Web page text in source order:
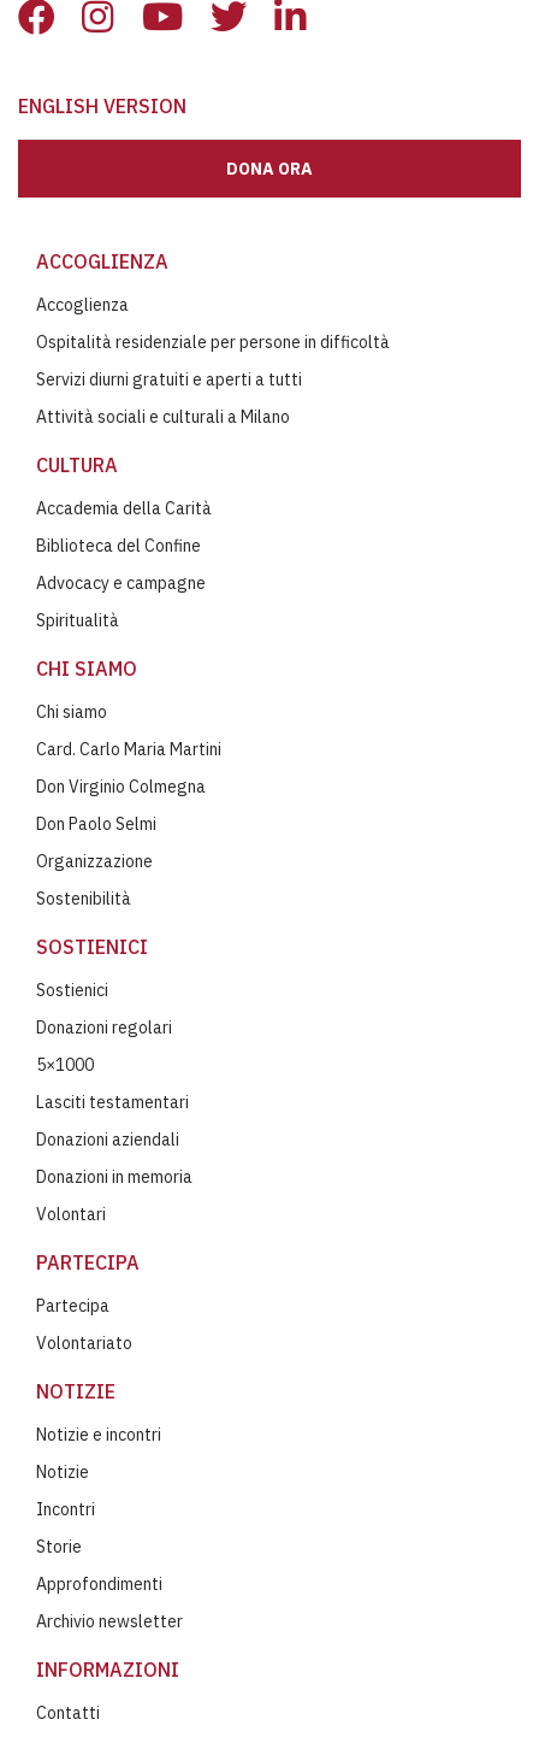
ENGLISH VERSION
DONA ORA
ACCOGLIENZA
Accoglienza
Ospitalità residenziale per persone in difficoltà
Servizi diurni gratuiti e aperti a tutti
Attività sociali e culturali a Milano
CULTURA
Accademia della Carità
Biblioteca del Confine
Advocacy e campagne
Spiritualità
CHI SIAMO
Chi siamo
Card. Carlo Maria Martini
Don Virginio Colmegna
Don Paolo Selmi
Organizzazione
Sostenibilità
SOSTIENICI
Sostienici
Donazioni regolari
5×1000
Lasciti testamentari
Donazioni aziendali
Donazioni in memoria
Volontari
PARTECIPA
Partecipa
Volontariato
NOTIZIE
Notizie e incontri
Notizie
Incontri
Storie
Approfondimenti
Archivio newsletter
INFORMAZIONI
Contatti